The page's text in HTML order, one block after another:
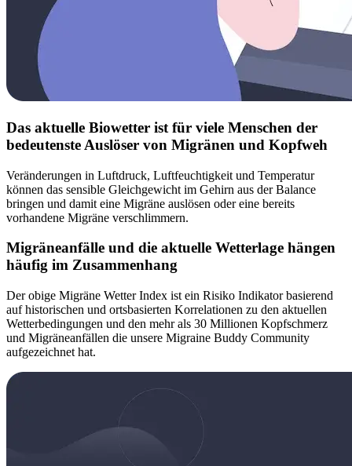
Das aktuelle Biowetter ist für viele Menschen der
bedeutenste Auslöser von Migränen und Kopfweh
Veränderungen in Luftdruck, Luftfeuchtigkeit und Temperatur
können das sensible Gleichgewicht im Gehirn aus der Balance
bringen und damit eine Migräne auslösen oder eine bereits
vorhandene Migräne verschlimmern.
Migräneanfälle und die aktuelle Wetterlage hängen
häufig im Zusammenhang
Der obige Migräne Wetter Index ist ein Risiko Indikator basierend
auf historischen und ortsbasierten Korrelationen zu den aktuellen
Wetterbedingungen und den mehr als 30 Millionen Kopfschmerz
und Migräneanfällen die unsere Migraine Buddy Community
aufgezeichnet hat.